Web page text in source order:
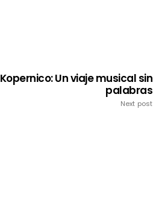
Kopernico: Un viaje musical sin
palabras
Next post